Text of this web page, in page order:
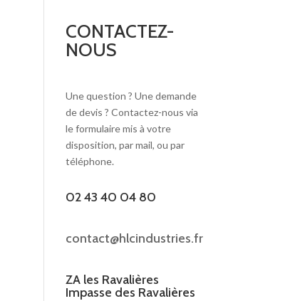
CONTACTEZ-
NOUS
Une question ? Une demande
de devis ? Contactez-nous via
le formulaire mis à votre
disposition, par mail, ou par
téléphone.
02 43 40 04 80
contact@hlcindustries.fr
ZA les Ravalières
Impasse des Ravalières